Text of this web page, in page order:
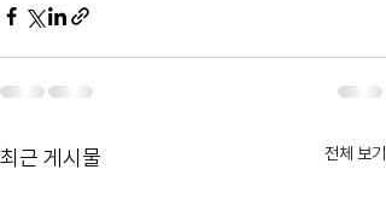
최근 게시물 전체 보기